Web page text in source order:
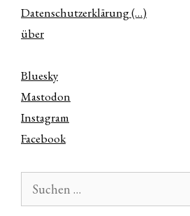
Datenschutzerklärung (…)
über
Bluesky
Mastodon
Instagram
Facebook
nach: